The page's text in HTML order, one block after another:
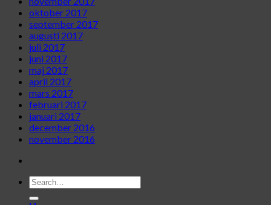
oktober 2017
september 2017
augusti 2017
juli 2017
juni 2017
maj 2017
april 2017
mars 2017
februari 2017
januari 2017
december 2016
november 2016